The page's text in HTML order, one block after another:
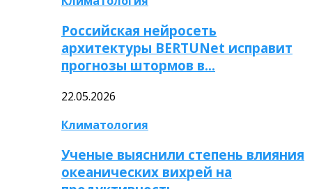
Российская нейросеть
архитектуры BERTUNet исправит
прогнозы штормов в…
22.05.2026
Климатология
Ученые выяснили степень влияния
океанических вихрей на